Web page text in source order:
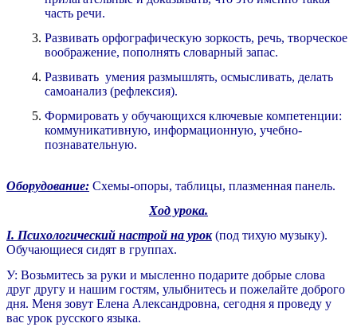
часть речи.
Развивать орфографическую зоркость, речь, творческое
воображение, пополнять словарный запас.
Развивать умения размышлять, осмысливать, делать
самоанализ (рефлексия).
Формировать у обучающихся ключевые компетенции:
коммуникативную, информационную, учебно-
познавательную.
Оборудование: Схемы-опоры, таблицы, плазменная панель.
Ход урока.
I. Психологический настрой на урок(под тихую музыку).
Обучающиеся сидят в группах.
У: Возьмитесь за руки и мысленно подарите добрые слова
друг другу и нашим гостям, улыбнитесь и пожелайте доброго
дня. Меня зовут Елена Александровна, сегодня я проведу у
вас урок русского языка.